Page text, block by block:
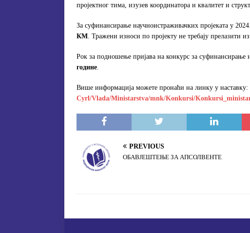
пројектног тима, изузев координатора и квалитет и
За суфинансирање научноистраживачких пројеката у
КМ. Тражени износи по пројекту не требају прелазити
Рок за подношење пријава на конкурс за суфинансирање
године.
Више информација можете пронаћи на линку у наставку:
Cyrl/Vlada/Ministarstva/mnk/Konkursi/
PREVIOUS
OБАВЈЕШТЕЊЕ ЗА АПСОЛВЕНТЕ